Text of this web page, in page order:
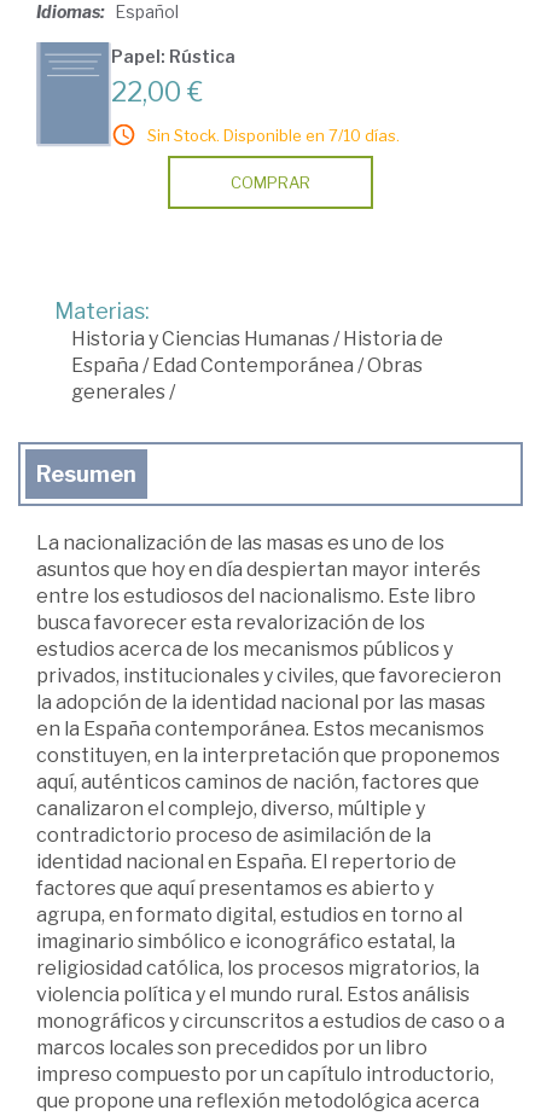
Idiomas: Español
Papel: Rústica
22,00 €
Sin Stock. Disponible en 7/10 días.
COMPRAR
Materias:
Historia y Ciencias Humanas/Historia de
España /Edad Contemporánea /Obras
generales/
Resumen
La nacionalización de las masas es uno de los
asuntos que hoy en día despiertan mayor interés
entre los estudiosos del nacionalismo. Este libro
busca favorecer esta revalorización de los
estudios acerca de los mecanismos públicos y
privados, institucionales y civiles, que favorecieron
la adopción de la identidad nacional por las masas
en la España contemporánea. Estos mecanismos
constituyen, en la interpretación que proponemos
aquí, auténticos caminos de nación, factores que
canalizaron el complejo, diverso, múltiple y
contradictorio proceso de asimilación de la
identidad nacional en España. El repertorio de
factores que aquí presentamos es abierto y
agrupa, en formato digital, estudios en torno al
imaginario simbólico e iconográfico estatal, la
religiosidad católica, los procesos migratorios, la
violencia política y el mundo rural. Estos análisis
monográficos y circunscritos a estudios de caso o a
marcos locales son precedidos por un libro
impreso compuesto por un capítulo introductorio,
que propone una reflexión metodológica acerca